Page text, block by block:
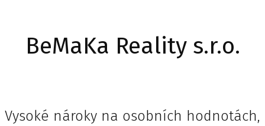
BeMaKa Reality s.r.o.
Vysoké nároky na osobních hodnotách,